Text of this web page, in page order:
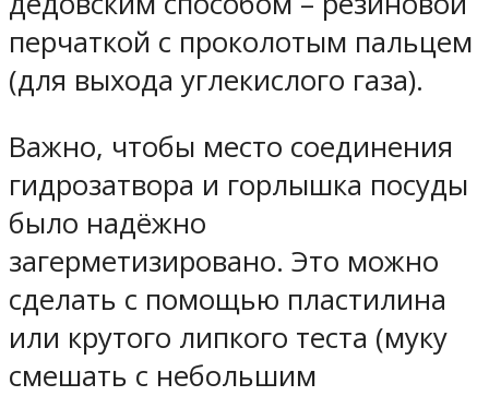
перчаткой с проколотым пальцем
(для выхода углекислого газа).
Важно, чтобы место соединения
гидрозатвора и горлышка посуды
было надёжно
загерметизировано. Это можно
сделать с помощью пластилина
или крутого липкого теста (муку
смешать с небольшим